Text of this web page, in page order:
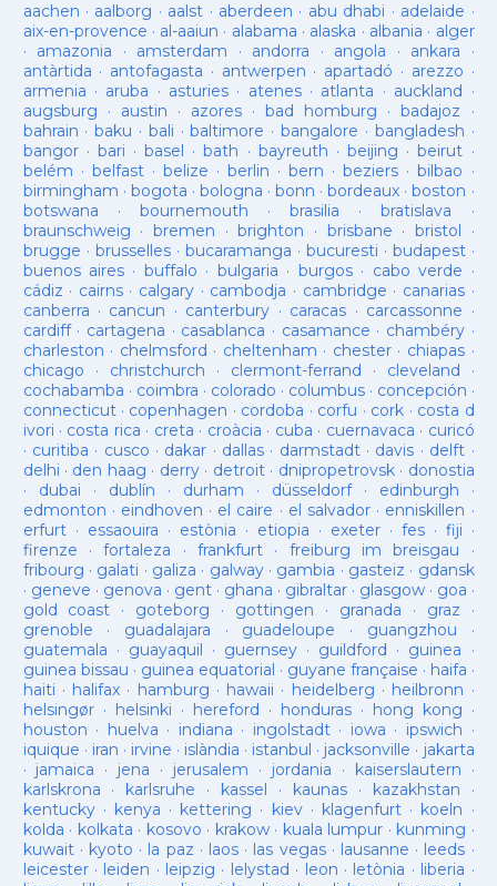
aachen · aalborg · aalst · aberdeen · abu dhabi · adelaide ·
aix-en-provence · al-aaiun · alabama · alaska · albania · alger
· amazonia · amsterdam · andorra · angola · ankara ·
antàrtida · antofagasta · antwerpen · apartadó · arezzo ·
armenia · aruba · asturies· atenes· atlanta · auckland ·
augsburg · austin · azores·bad homburg ·badajoz ·
bahrain ·baku · bali ·baltimore ·bangalore · bangladesh ·
bangor· bari ·basel ·bath · bayreuth ·beijing ·beirut ·
belém · belfast· belize · berlin ·bern ·beziers ·bilbao ·
birmingham · bogota · bologna ·bonn ·bordeaux ·boston ·
botswana · bournemouth ·brasilia ·bratislava ·
braunschweig · bremen ·brighton · brisbane · bristol ·
brugge · brusselles· bucaramanga · bucuresti · budapest·
buenos aires· buffalo · bulgaria · burgos· cabo verde ·
cádiz · cairns· calgary · cambodja · cambridge · canarias·
canberra · cancun · canterbury · caracas · carcassonne ·
cardiff· cartagena · casablanca · casamance · chambéry·
charleston · chelmsford · cheltenham · chester· chiapas ·
chicago · christchurch · clermont-ferrand · cleveland ·
cochabamba · coimbra · colorado · columbus· concepción ·
connecticut· copenhagen · cordoba · corfu · cork · costa d
ivori · costa rica · creta · croàcia · cuba · cuernavaca · curicó
· curitiba · cusco · dakar · dallas · darmstadt· davis · delft ·
delhi · den haag · derry· detroit· dnipropetrovsk· donostia
· dubai · dublín · durham · düsseldorf· edinburgh ·
edmonton · eindhoven · el caire · el salvador · enniskillen ·
erfurt· essaouira · estònia · etiopia · exeter· fes· fiji ·
firenze ·fortaleza · frankfurt· freiburg im breisgau ·
fribourg · galati · galiza · galway· gambia · gasteiz · gdansk
· geneve · genova · gent· ghana · gibraltar· glasgow· goa ·
gold coast · goteborg · gottingen · granada · graz ·
grenoble · guadalajara · guadeloupe · guangzhou ·
guatemala · guayaquil · guernsey· guildford · guinea ·
guinea bissau · guinea equatorial · guyane française · haifa ·
haiti · halifax · hamburg · hawaii · heidelberg · heilbronn ·
helsingør· helsinki · hereford · honduras· hong kong ·
houston · huelva · indiana · ingolstadt· iowa · ipswich ·
iquique · iran · irvine · islàndia · istanbul · jacksonville · jakarta
· jamaica · jena · jerusalem · jordania · kaiserslautern ·
karlskrona · karlsruhe · kassel · kaunas· kazakhstan ·
kentucky· kenya · kettering · kiev· klagenfurt · koeln ·
kolda · kolkata · kosovo · krakow· kuala lumpur · kunming ·
kuwait· kyoto · la paz · laos· las vegas· lausanne · leeds ·
leicester· leiden · leipzig · lelystad · leon · letònia · liberia ·